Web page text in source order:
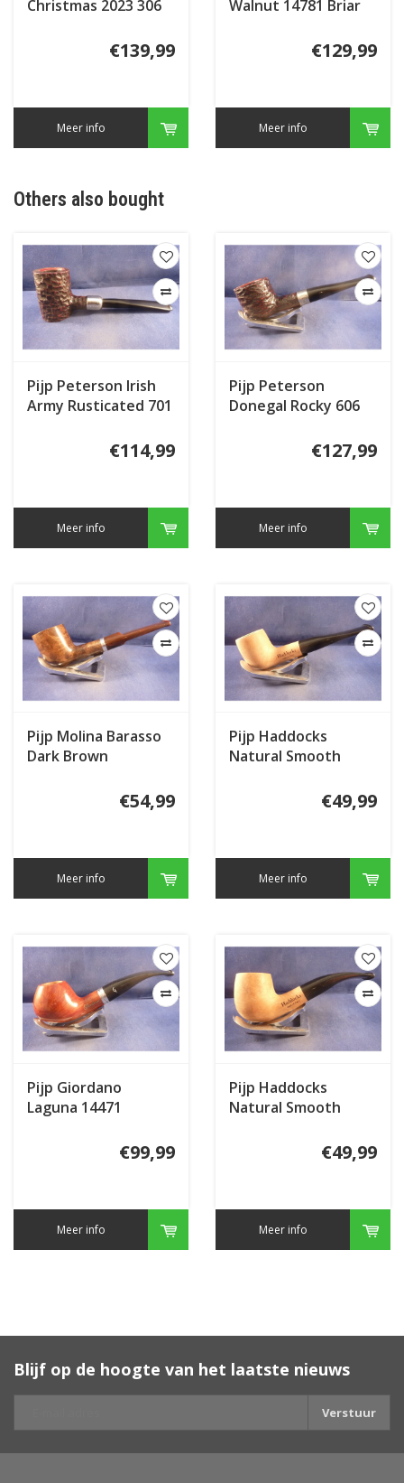
Christmas 2023 306
€139,99
Meer info
Walnut 14781 Briar
€129,99
Meer info
Others also bought
Pijp Peterson Irish
Army Rusticated 701
€114,99
Meer info
Pijp Peterson
Donegal Rocky 606
€127,99
Meer info
Pijp Molina Barasso
Dark Brown
€54,99
Meer info
Pijp Haddocks
Natural Smooth
€49,99
Meer info
Pijp Giordano
Laguna 14471
€99,99
Meer info
Pijp Haddocks
Natural Smooth
€49,99
Meer info
Blijf op de hoogte van het laatste nieuws
Verstuur